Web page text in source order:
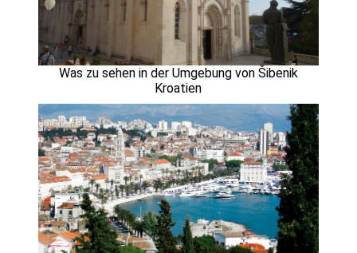
Was zu sehen in der Umgebung von Šibenik
Kroatien